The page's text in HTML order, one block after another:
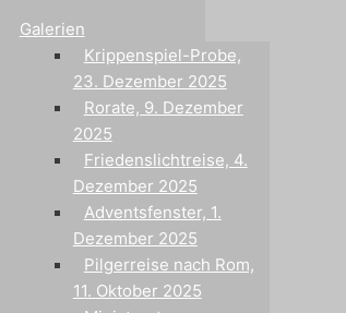
Galerien
Krippenspiel-Probe,
23. Dezember 2025
Rorate, 9. Dezember
2025
Friedenslichtreise, 4.
Dezember 2025
Adventsfenster, 1.
Dezember 2025
Pilgerreise nach Rom,
11. Oktober 2025